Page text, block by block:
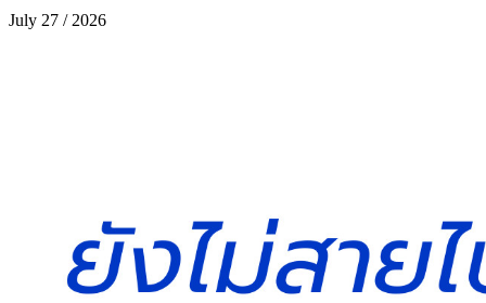
July 27 / 2026